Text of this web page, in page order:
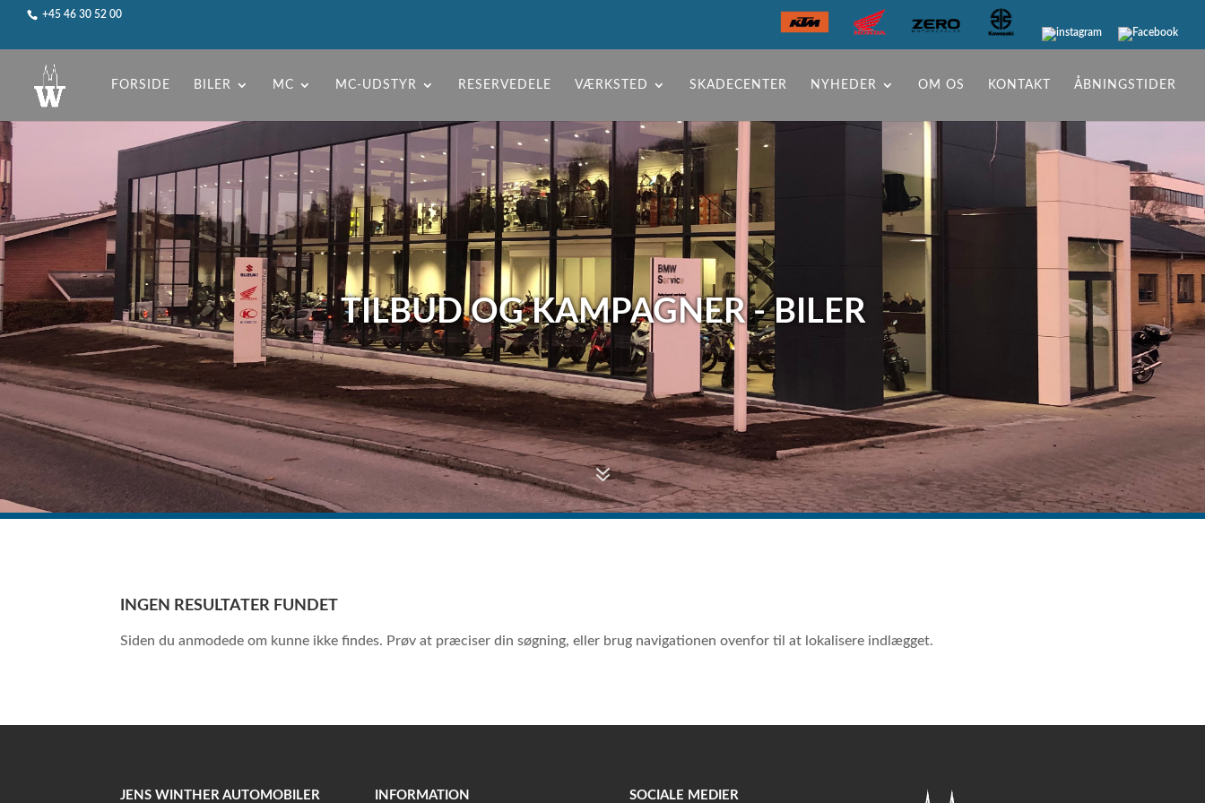
+45 46 30 52 00
FORSIDE BILER MC MC-UDSTYR RESERVEDELE VÆRKSTED SKADECENTER NYHEDER OM OS KONTAKT ÅBNINGSTIDER
TILBUD OG KAMPAGNER - BILER
7
INGEN RESULTATER FUNDET
Siden du anmodede om kunne ikke findes. Prøv at præciser din søgning, eller brug navigationen ovenfor til at lokalisere indlægget.
JENS WINTHER AUTOMOBILER INFORMATION SOCIALE MEDIER